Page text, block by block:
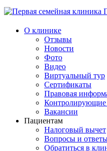
О клинике
Отзывы
Новости
Фото
Видео
Виртуальный тур
Сертификаты
Правовая
Контролирующие
Вакансии
Пациентам
Налоговый вычет
Вопросы и
Обратиться в